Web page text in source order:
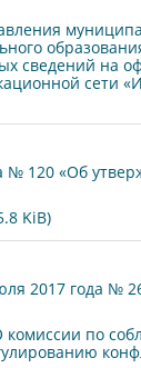
сведений на
сети
№ 120 «Об
KiB)
2017 года №
по